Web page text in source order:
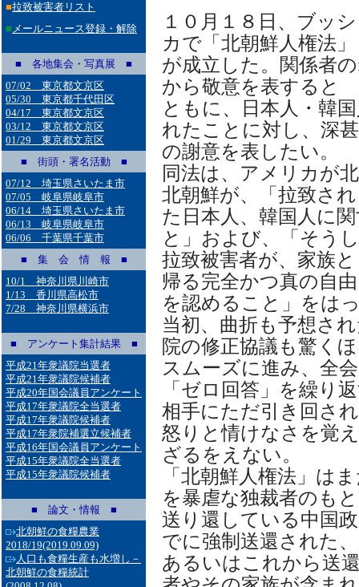
■拉致被害者リスト
■ メールニュース登録・解除
■ 各地集会・写真展 ■
07/02 東京都文京区
05/30 東京都千代田区
04/17 東京都文京区
03/12 東京都文京区
01/29 東京都文京区
■ 街頭・署名活動 ■
07/12 埼玉県さいたま市
07/05 岐阜県岐阜市
06/14 埼玉県さいたま市
06/13 岐阜県岐阜市
06/06 千葉県千葉市
■ 集 会 情 報 ■
10/1 神奈川県川崎市
1/13 香川県高松市
7/28 神奈川県横浜市
■ アンケート集計結果 ■
平成21年衆議院当選者
平成21年衆議院候補者
平成20年国会議員アンケート
平成17年衆議院全当選者
平成17年衆議院候補者
平成17年衆院補選立候補者
平成16年国会議員アンケート
平成15年衆議院全当選者
平成15年衆議院候補者
■ 論文・情報 ■
北朝鮮の食糧農業
2018/19(2019.09.09)
人口も食糧生産も水増し－
北朝鮮の食糧統計
１０月１８日、ブッ
カで「北朝鮮人権法」
が成立した。関係者
から敬意を表すると
ともに、日本人・韓
れたことに対し、深甚
の謝意を表したい。
同法は、アメリカが
北朝鮮が、「拉致され
た日本人、韓国人に
と」および、「そう
拉致被害者が、家族
帰る完全かつ真の自由
を認めること」をは
当初、曲折も予想さ
院の修正協議も驚く
スムーズに進み、全
「ゼロ回答」を繰り
相手にただ引き回さ
怒りと情けなさを覚え
ざるをえない。
「北朝鮮人権法」は
を暴虐な独裁者のも
送り還している中国
でに強制送還された、
あるいはこれから送